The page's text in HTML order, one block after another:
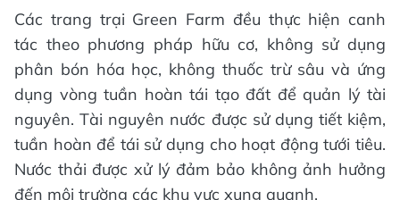
Các trang trại Green Farm đều thực hiện canh
tác theo phương pháp hữu cơ, không sử dụng
phân bón hóa học, không thuốc trừ sâu và ứng
dụng vòng tuần hoàn tái tạo đất để quản lý tài
nguyên. Tài nguyên nước được sử dụng tiết kiệm,
tuần hoàn để tái sử dụng cho hoạt động tưới tiêu.
Nước thải được xử lý đảm bảo không ảnh hưởng
đến môi trường các khu vực xung quanh.